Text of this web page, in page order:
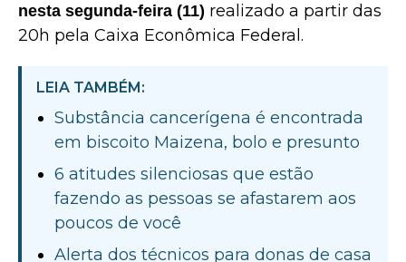
nesta segunda-feira (11) realizado a partir das
20h pela Caixa Econômica Federal.
LEIA TAMBÉM:
Substância cancerígena é encontrada
em biscoito Maizena, bolo e presunto
6 atitudes silenciosas que estão
fazendo as pessoas se afastarem aos
poucos de você
Alerta dos técnicos para donas de casa